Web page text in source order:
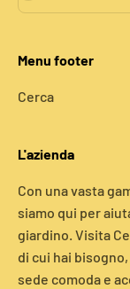
Menu footer
Cerca
L'azienda
Con una vasta
siamo qui per
giardino. Visita
di cui hai
sede comoda e